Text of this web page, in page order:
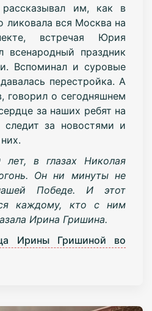
им, как в
ликовала вся Москва на
встречая Юрия
всенародный праздник
Вспоминал и суровые
перестройка. А
говорил о сегодняшнем
за наших ребят на
следит за новостями и
лет, в глазах Николая
Он ни минуты не
Победе. И этот
каждому, кто с ним
Ирина Гришина.
Ирины Гришиной во